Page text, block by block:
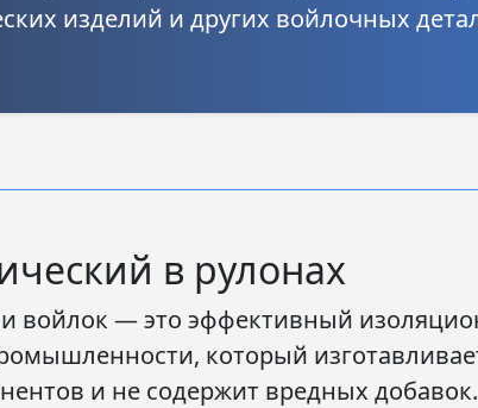
изделий и других войлочных
в рулонах
войлок — это эффективный
который
и не содержит вредных добавок.